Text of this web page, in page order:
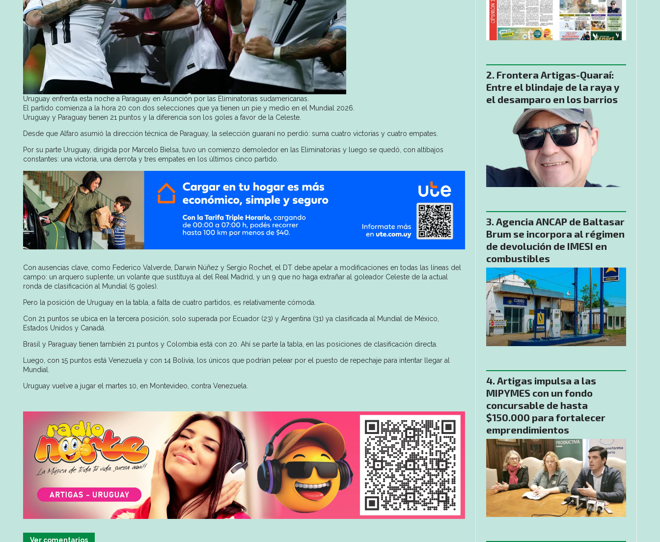
Uruguay enfrenta esta noche a Paraguay en Asunción por las Eliminatorias sudamericanas.
El partido comienza a la hora 20 con dos selecciones que ya tienen un pie y medio en el Mundial 2026.
Uruguay y Paraguay tienen 21 puntos y la diferencia son los goles a favor de la Celeste.
Desde que Alfaro asumió la dirección técnica de Paraguay, la selección guaraní no perdió: suma cuatro victorias y cuatro empates.
Por su parte Uruguay, dirigida por Marcelo Bielsa, tuvo un comienzo demoledor en las Eliminatorias y luego se quedó, con altibajos
constantes: una victoria, una derrota y tres empates en los últimos cinco partido.
Con ausencias clave, como Federico Valverde, Darwin Núñez y Sergio Rochet, el DT debe apelar a modificaciones en todas las líneas del
campo: un arquero suplente, un volante que sustituya al del Real Madrid, y un 9 que no haga extrañar al goleador Celeste de la actual
ronda de clasificación al Mundial (5 goles).
Pero la posición de Uruguay en la tabla, a falta de cuatro partidos, es relativamente cómoda.
Con 21 puntos se ubica en la tercera posición, solo superada por Ecuador (23) y Argentina (31) ya clasificada al Mundial de México,
Estados Unidos y Canadá.
Brasil y Paraguay tienen también 21 puntos y Colombia está con 20. Ahí se parte la tabla, en las posiciones de clasificación directa.
Luego, con 15 puntos está Venezuela y con 14 Bolivia, los únicos que podrían pelear por el puesto de repechaje para intentar llegar al
Mundial.
Uruguay vuelve a jugar el martes 10, en Montevideo, contra Venezuela.
Ver comentarios
​Frontera Artigas-Quaraí:
Entre el blindaje de la raya y
el desamparo en los barrios
Agencia ANCAP de Baltasar
Brum se incorpora al régimen
de devolución de IMESI en
combustibles
Artigas impulsa a las
MIPYMES con un fondo
concursable de hasta
$150.000 para fortalecer
emprendimientos